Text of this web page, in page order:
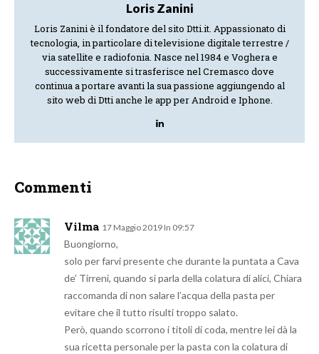
Loris Zanini
Loris Zanini è il fondatore del sito Dtti.it. Appassionato di
tecnologia, in particolare di televisione digitale terrestre /
via satellite e radiofonia. Nasce nel 1984 e Voghera e
successivamente si trasferisce nel Cremasco dove
continua a portare avanti la sua passione aggiungendo al
sito web di Dtti anche le app per Android e Iphone.
Commenti
Vilma 17 Maggio 2019 In 09:57
Buongiorno,
solo per farvi presente che durante la puntata a Cava
de’ Tirreni, quando si parla della colatura di alici, Chiara
raccomanda di non salare l’acqua della pasta per
evitare che il tutto risulti troppo salato.
Però, quando scorrono i titoli di coda, mentre lei dà la
sua ricetta personale per la pasta con la colatura di